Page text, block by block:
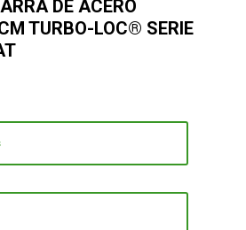
DE ACERO
TURBO-LOC® SERIE